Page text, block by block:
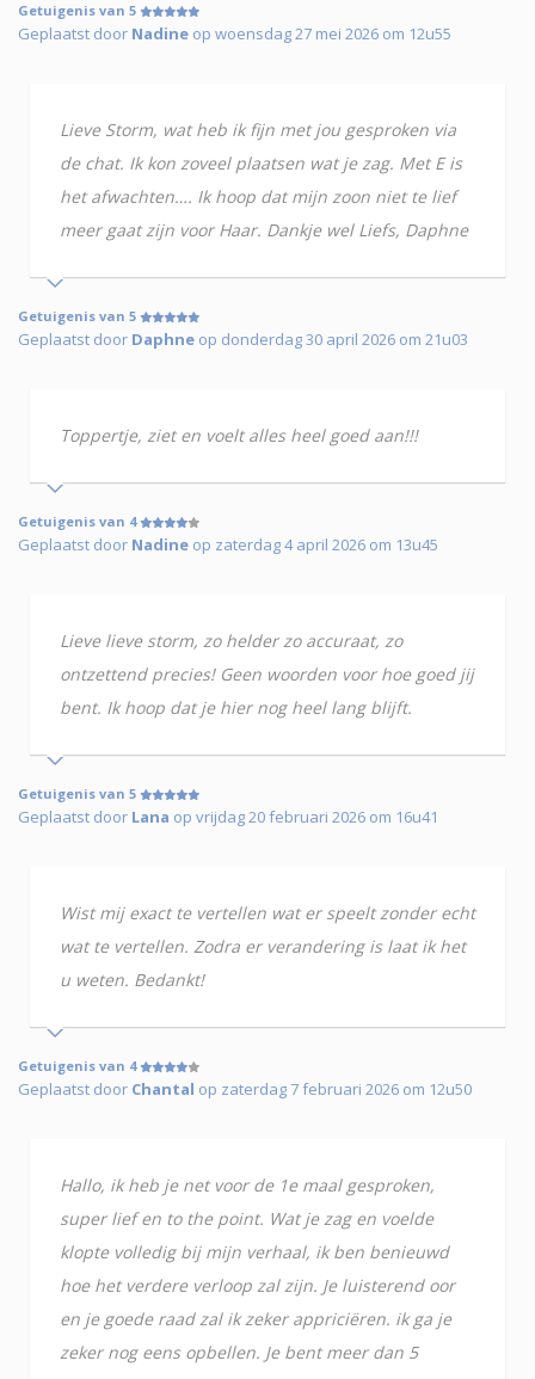
Getuigenis van 5
Geplaatst door Nadine op woensdag 27 mei 2026 om 12u55
Lieve Storm, wat heb ik fijn met jou gesproken via
de chat. Ik kon zoveel plaatsen wat je zag. Met E is
het afwachten…. Ik hoop dat mijn zoon niet te lief
meer gaat zijn voor Haar. Dankje wel Liefs, Daphne
Getuigenis van 5
Geplaatst door Daphne op donderdag 30 april 2026 om 21u03
Toppertje, ziet en voelt alles heel goed aan!!!
Getuigenis van 4
Geplaatst door Nadine op zaterdag 4 april 2026 om 13u45
Lieve lieve storm, zo helder zo accuraat, zo
ontzettend precies! Geen woorden voor hoe goed jij
bent. Ik hoop dat je hier nog heel lang blijft.
Getuigenis van 5
Geplaatst door Lana op vrijdag 20 februari 2026 om 16u41
Wist mij exact te vertellen wat er speelt zonder echt
wat te vertellen. Zodra er verandering is laat ik het
u weten. Bedankt!
Getuigenis van 4
Geplaatst door Chantal op zaterdag 7 februari 2026 om 12u50
Hallo, ik heb je net voor de 1e maal gesproken,
super lief en to the point. Wat je zag en voelde
klopte volledig bij mijn verhaal, ik ben benieuwd
hoe het verdere verloop zal zijn. Je luisterend oor
en je goede raad zal ik zeker appriciëren. ik ga je
zeker nog eens opbellen. Je bent meer dan 5